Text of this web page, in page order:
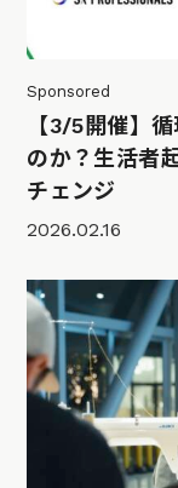
Sponsored
【3/5開催】
のか？生活者
チェンジ
2026.02.16